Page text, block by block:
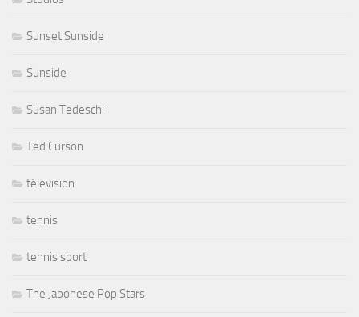
Sunset Sunside
Sunside
Susan Tedeschi
Ted Curson
télevision
tennis
tennis sport
The Japonese Pop Stars